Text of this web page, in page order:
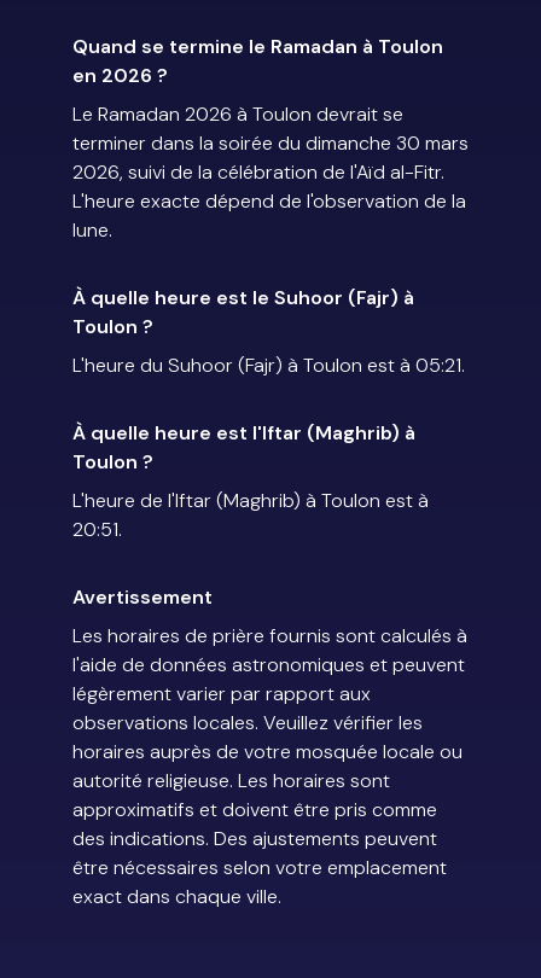
Quand se termine le Ramadan à Toulon
en 2026 ?
Le Ramadan 2026 à Toulon devrait se
terminer dans la soirée du dimanche 30 mars
2026, suivi de la célébration de l'Aïd al-Fitr.
L'heure exacte dépend de l'observation de la
lune.
À quelle heure est le Suhoor (Fajr) à
Toulon ?
L'heure du Suhoor (Fajr) à Toulon est à 05:21.
À quelle heure est l'Iftar (Maghrib) à
Toulon ?
L'heure de l'Iftar (Maghrib) à Toulon est à
20:51.
Avertissement
Les horaires de prière fournis sont calculés à
l'aide de données astronomiques et peuvent
légèrement varier par rapport aux
observations locales. Veuillez vérifier les
horaires auprès de votre mosquée locale ou
autorité religieuse. Les horaires sont
approximatifs et doivent être pris comme
des indications. Des ajustements peuvent
être nécessaires selon votre emplacement
exact dans chaque ville.